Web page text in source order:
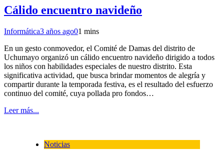
Cálido encuentro navideño
Informática3 años ago01 mins
En un gesto conmovedor, el Comité de Damas del distrito de
Uchumayo organizó un cálido encuentro navideño dirigido a todos
los niños con habilidades especiales de nuestro distrito. Esta
significativa actividad, que busca brindar momentos de alegría y
compartir durante la temporada festiva, es el resultado del esfuerzo
continuo del comité, cuya pollada pro fondos…
Leer más...
Noticias